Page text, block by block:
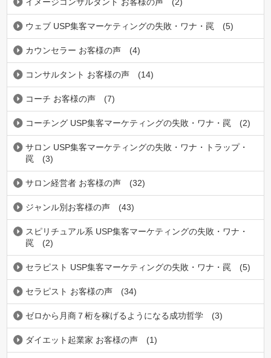
ウェブ USP集客マーケティングの失敗・ワナ・罠 (5)
カウンセラー お客様の声 (4)
コンサルタント お客様の声 (14)
コーチ お客様の声 (7)
コーチング USP集客マーケティングの失敗・ワナ・罠 (2)
サロン USP集客マーケティングの失敗・ワナ・トラップ・
罠
(3)
サロン経営者 お客様の声 (32)
ジャンル別お客様の声 (43)
スピリチュアル系 USP集客マーケティングの失敗・ワナ・
罠
(2)
セラピスト USP集客マーケティングの失敗・ワナ・罠 (5)
セラピスト お客様の声 (34)
ゼロから月商７桁を稼げるようになる成功哲学 (3)
ダイエット起業家 お客様の声 (1)